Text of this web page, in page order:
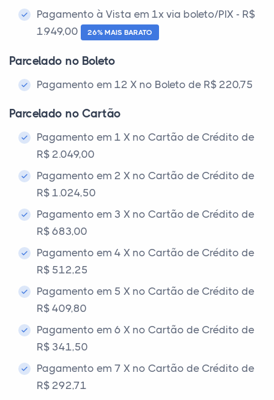
Pagamento à Vista em 1x via boleto/PIX - R$
1.949,00
26% MAIS BARATO
Parcelado no Boleto
Pagamento em 12 X no Boleto de R$ 220,75
Parcelado no Cartão
Pagamento em 1 X no Cartão de Crédito de
R$ 2.049,00
Pagamento em 2 X no Cartão de Crédito de
R$ 1.024,50
Pagamento em 3 X no Cartão de Crédito de
R$ 683,00
Pagamento em 4 X no Cartão de Crédito de
R$ 512,25
Pagamento em 5 X no Cartão de Crédito de
R$ 409,80
Pagamento em 6 X no Cartão de Crédito de
R$ 341,50
Pagamento em 7 X no Cartão de Crédito de
R$ 292,71